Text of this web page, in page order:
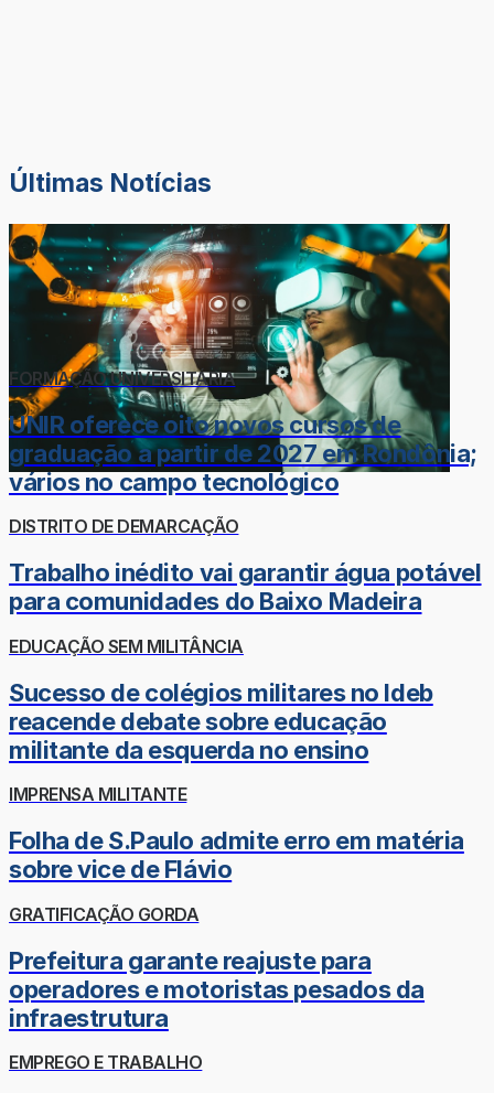
Últimas Notícias
FORMAÇÃO UNIVERSITÁRIA
UNIR oferece oito novos cursos de
graduação a partir de 2027 em Rondônia;
vários no campo tecnológico
DISTRITO DE DEMARCAÇÃO
Trabalho inédito vai garantir água potável
para comunidades do Baixo Madeira
EDUCAÇÃO SEM MILITÂNCIA
Sucesso de colégios militares no Ideb
reacende debate sobre educação
militante da esquerda no ensino
IMPRENSA MILITANTE
Folha de S.Paulo admite erro em matéria
sobre vice de Flávio
GRATIFICAÇÃO GORDA
Prefeitura garante reajuste para
operadores e motoristas pesados da
infraestrutura
EMPREGO E TRABALHO